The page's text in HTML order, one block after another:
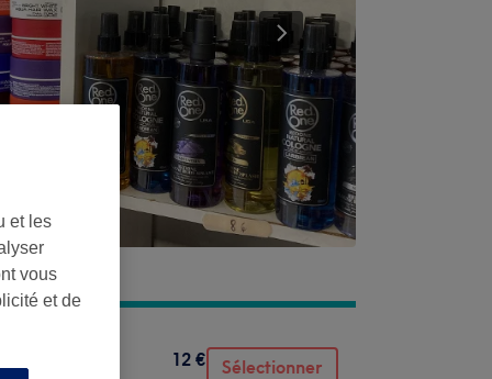
12 € Sélectionner
et les
vous
et de